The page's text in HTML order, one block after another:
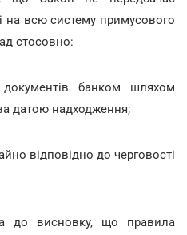
на всю систему примусового
стосовно:
банком шляхом
датою надходження;
відповідно до черговості
до висновку, що правила